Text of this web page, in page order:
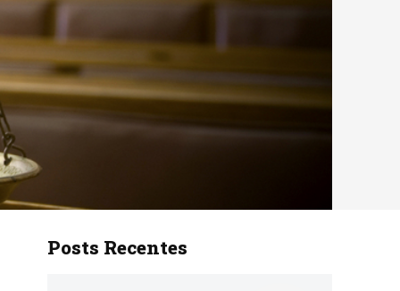
Posts Recentes